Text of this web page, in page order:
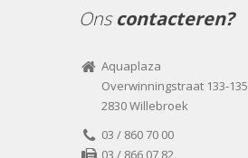
Onscontacteren?
Aquaplaza
Overwinningstraat 133-135
2830 Willebroek
03 / 860 70 00
03 / 866 07 82